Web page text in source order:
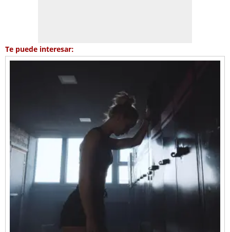
Te puede interesar: